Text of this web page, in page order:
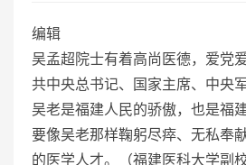
编辑
吴孟超院士有着高尚医德，爱党
共中央总书记、国家主席、中央
吴老是福建人民的骄傲，也是福
要像吴老那样鞠躬尽瘁、无私奉
的医学人才。（福建医科大学副